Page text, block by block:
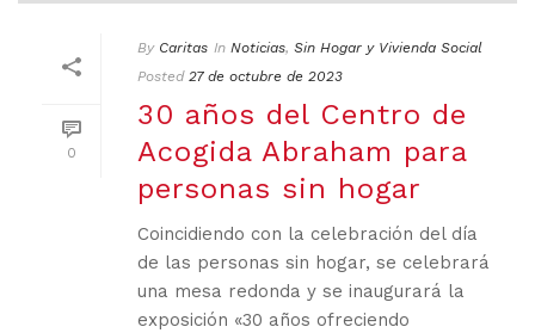
0
By Caritas In Noticias, Sin Hogar y Vivienda Social
Posted 27 de octubre de 2023
30 años del Centro de
Acogida Abraham para
personas sin hogar
Coincidiendo con la celebración del día
de las personas sin hogar, se celebrará
una mesa redonda y se inaugurará la
exposición «30 años ofreciendo